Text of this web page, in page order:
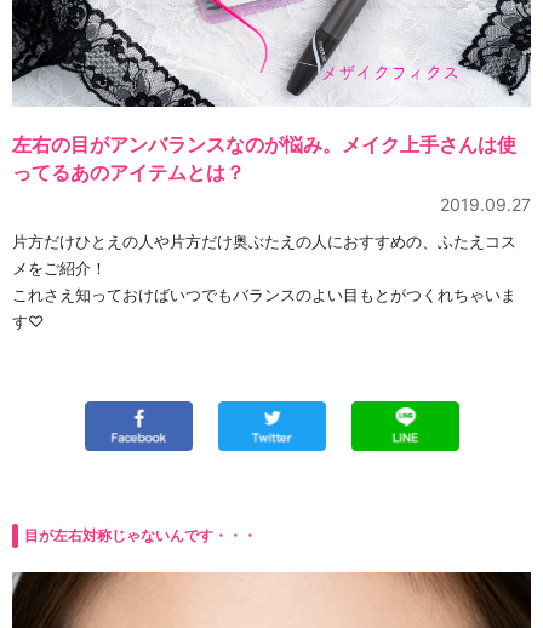
左右の目がアンバランスなのが悩み。メイク上手さんは使
ってるあのアイテムとは？
2019.09.27
片方だけひとえの人や片方だけ奥ぶたえの人におすすめの、ふたえコス
メをご紹介！
これさえ知っておけばいつでもバランスのよい目もとがつくれちゃいま
す♡
目が左右対称じゃないんです・・・